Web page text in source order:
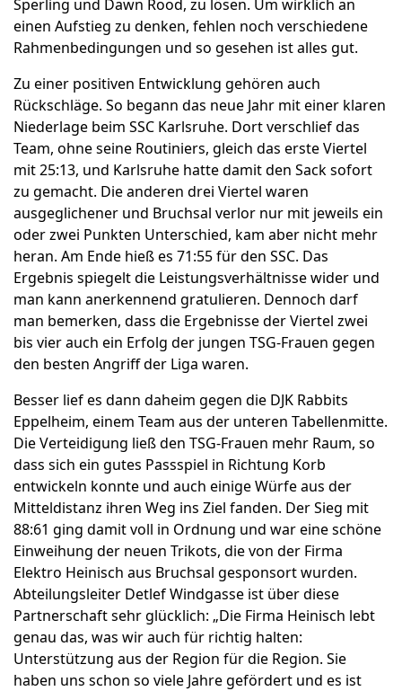
Sperling und Dawn Rood, zu lösen. Um wirklich an
einen Aufstieg zu denken, fehlen noch verschiedene
Rahmenbedingungen und so gesehen ist alles gut.
Zu einer positiven Entwicklung gehören auch
Rückschläge. So begann das neue Jahr mit einer klaren
Niederlage beim SSC Karlsruhe. Dort verschlief das
Team, ohne seine Routiniers, gleich das erste Viertel
mit 25:13, und Karlsruhe hatte damit den Sack sofort
zu gemacht. Die anderen drei Viertel waren
ausgeglichener und Bruchsal verlor nur mit jeweils ein
oder zwei Punkten Unterschied, kam aber nicht mehr
heran. Am Ende hieß es 71:55 für den SSC. Das
Ergebnis spiegelt die Leistungsverhältnisse wider und
man kann anerkennend gratulieren. Dennoch darf
man bemerken, dass die Ergebnisse der Viertel zwei
bis vier auch ein Erfolg der jungen TSG-Frauen gegen
den besten Angriff der Liga waren.
Besser lief es dann daheim gegen die DJK Rabbits
Eppelheim, einem Team aus der unteren Tabellenmitte.
Die Verteidigung ließ den TSG-Frauen mehr Raum, so
dass sich ein gutes Passspiel in Richtung Korb
entwickeln konnte und auch einige Würfe aus der
Mitteldistanz ihren Weg ins Ziel fanden. Der Sieg mit
88:61 ging damit voll in Ordnung und war eine schöne
Einweihung der neuen Trikots, die von der Firma
Elektro Heinisch aus Bruchsal gesponsort wurden.
Abteilungsleiter Detlef Windgasse ist über diese
Partnerschaft sehr glücklich: „Die Firma Heinisch lebt
genau das, was wir auch für richtig halten:
Unterstützung aus der Region für die Region. Sie
haben uns schon so viele Jahre gefördert und es ist